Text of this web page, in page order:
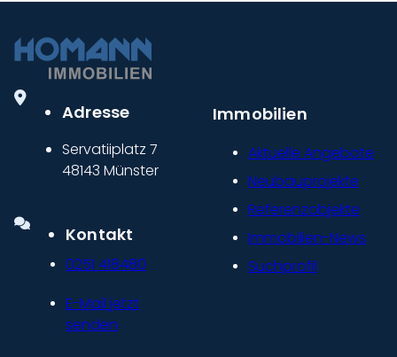
Adresse
Servatiiplatz 7
48143 Münster
Kontakt
0251 418480
E-Mail jetzt
senden
Immobilien
Aktuelle Angebote
Neubauprojekte
Referenzobjekte
Immobilien-News
Suchprofil